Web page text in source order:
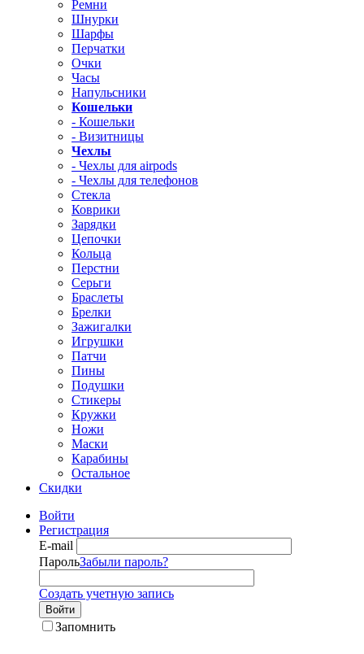
Ремни
Шнурки
Шарфы
Перчатки
Очки
Часы
Напульсники
Кошельки
- Кошельки
- Визитницы
Чехлы
- Чехлы для airpods
- Чехлы для телефонов
Стекла
Коврики
Зарядки
Цепочки
Кольца
Перстни
Серьги
Браслеты
Брелки
Зажигалки
Игрушки
Патчи
Пины
Подушки
Стикеры
Кружки
Ножи
Маски
Карабины
Остальное
Скидки
Войти
Регистрация
E-mail
ПарольЗабыли пароль?
Создать учетную запись
Войти
Запомнить